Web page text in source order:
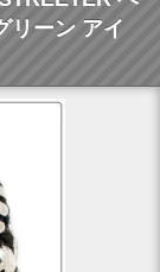
リーン アイ